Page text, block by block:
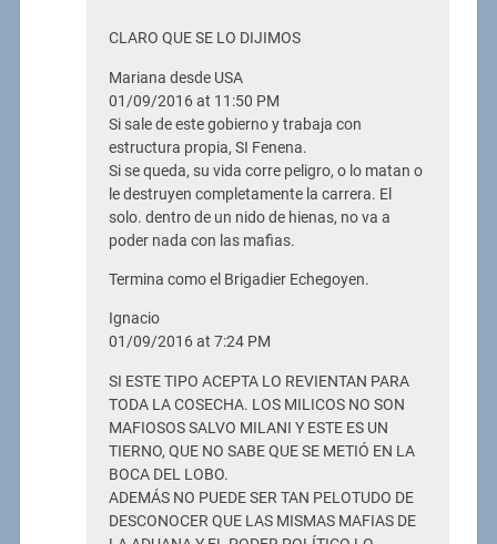
CLARO QUE SE LO DIJIMOS
Mariana desde USA
01/09/2016 at 11:50 PM
Si sale de este gobierno y trabaja con
estructura propia, SI Fenena.
Si se queda, su vida corre peligro, o lo matan o
le destruyen completamente la carrera. El
solo. dentro de un nido de hienas, no va a
poder nada con las mafias.
Termina como el Brigadier Echegoyen.
Ignacio
01/09/2016 at 7:24 PM
SI ESTE TIPO ACEPTA LO REVIENTAN PARA
TODA LA COSECHA. LOS MILICOS NO SON
MAFIOSOS SALVO MILANI Y ESTE ES UN
TIERNO, QUE NO SABE QUE SE METIÓ EN LA
BOCA DEL LOBO.
ADEMÁS NO PUEDE SER TAN PELOTUDO DE
DESCONOCER QUE LAS MISMAS MAFIAS DE